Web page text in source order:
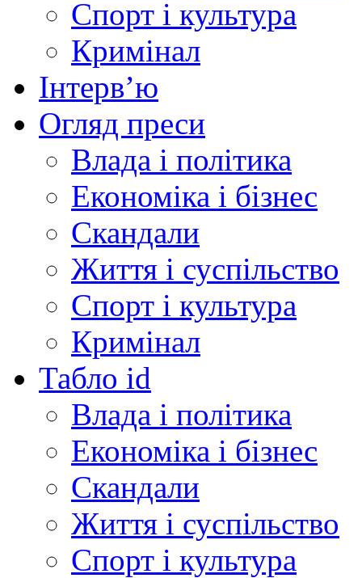
Спорт і культура
Кримінал
Інтерв’ю
Огляд преси
Влада і політика
Економіка і бізнес
Скандали
Життя і суспільство
Спорт і культура
Кримінал
Табло id
Влада і політика
Економіка і бізнес
Скандали
Життя і суспільство
Спорт і культура